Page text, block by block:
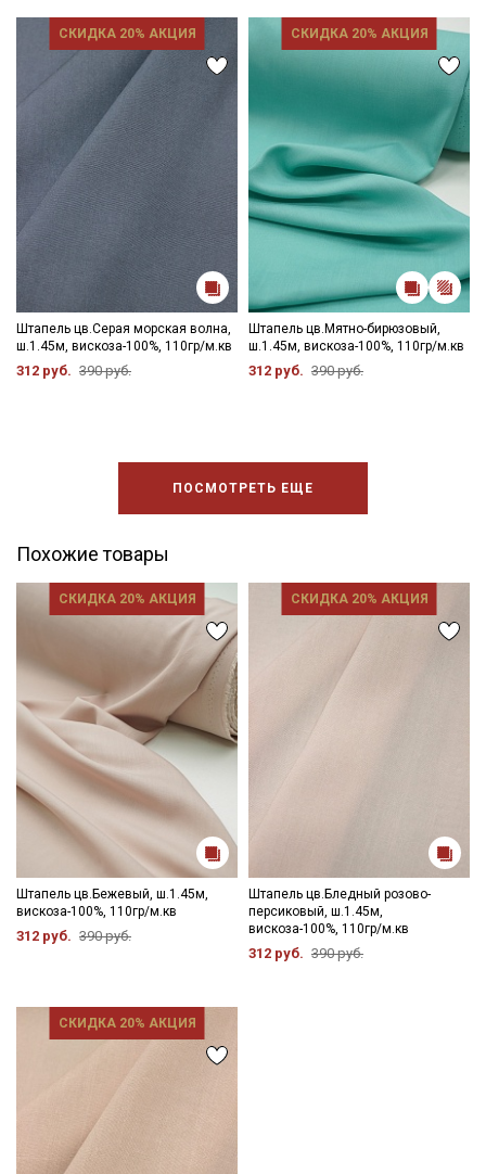
СКИДКА 20% АКЦИЯ
Штапель цв.Серая морская волна,
ш.1.45м, вискоза-100%, 110гр/м.кв
312 руб. 390 руб.
СКИДКА 20% АКЦИЯ
Штапель цв.Мятно-бирюзовый,
ш.1.45м, вискоза-100%, 110гр/м.кв
312 руб. 390 руб.
ПОСМОТРЕТЬ ЕЩЕ
Похожие товары
СКИДКА 20% АКЦИЯ
Штапель цв.Бежевый, ш.1.45м,
вискоза-100%, 110гр/м.кв
312 руб. 390 руб.
СКИДКА 20% АКЦИЯ
Штапель цв.Бледный розово-
персиковый, ш.1.45м,
вискоза-100%, 110гр/м.кв
312 руб. 390 руб.
СКИДКА 20% АКЦИЯ